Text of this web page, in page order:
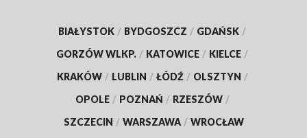
BIAŁYSTOK / BYDGOSZCZ / GDAŃSK /
GORZÓW WLKP. / KATOWICE / KIELCE /
KRAKÓW / LUBLIN / ŁÓDŹ / OLSZTYN /
OPOLE / POZNAŃ / RZESZÓW /
SZCZECIN / WARSZAWA / WROCŁAW